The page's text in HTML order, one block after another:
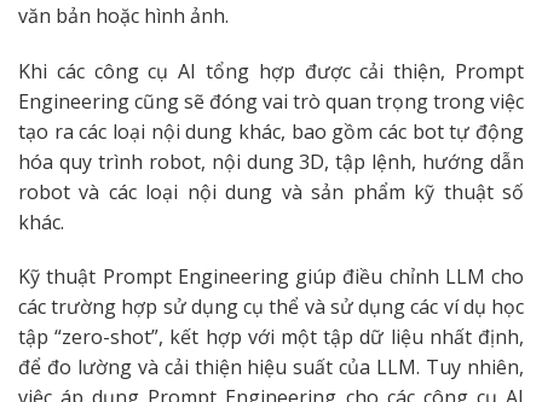
văn bản hoặc hình ảnh.
Khi các công cụ AI tổng hợp được cải thiện, Prompt
Engineering cũng sẽ đóng vai trò quan trọng trong việc
tạo ra các loại nội dung khác, bao gồm các bot tự động
hóa quy trình robot, nội dung 3D, tập lệnh, hướng dẫn
robot và các loại nội dung và sản phẩm kỹ thuật số
khác.
Kỹ thuật Prompt Engineering giúp điều chỉnh LLM cho
các trường hợp sử dụng cụ thể và sử dụng các ví dụ học
tập “zero-shot”, kết hợp với một tập dữ liệu nhất định,
để đo lường và cải thiện hiệu suất của LLM. Tuy nhiên,